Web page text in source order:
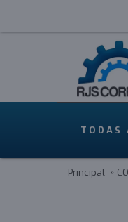
TODAS
Principal